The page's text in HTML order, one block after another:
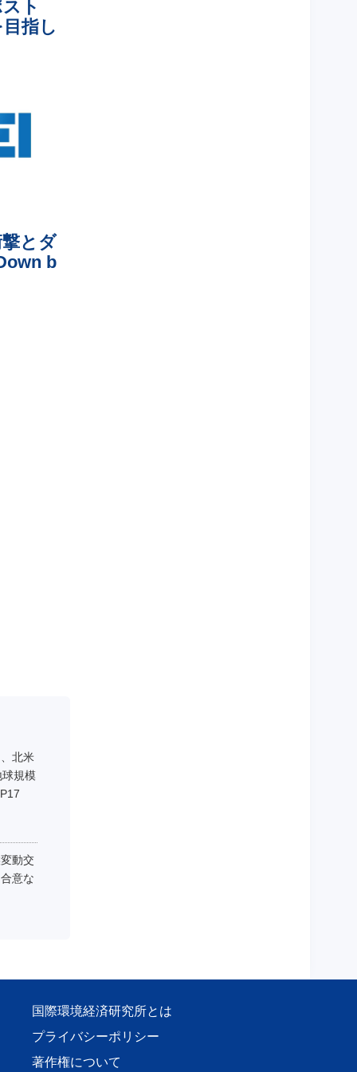
ト
指し
とダ
b
北米
規模
動交
意な
国際環境経済研究所とは
プライバシーポリシー
著作権について